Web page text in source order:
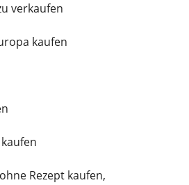
verkaufen
kaufen
Rezept kaufen,